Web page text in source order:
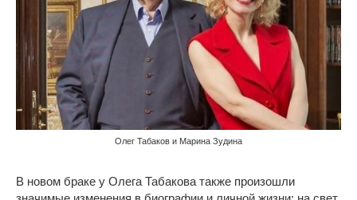
Олег Табаков и Марина Зудина
В новом браке у Олега Табакова также произошли